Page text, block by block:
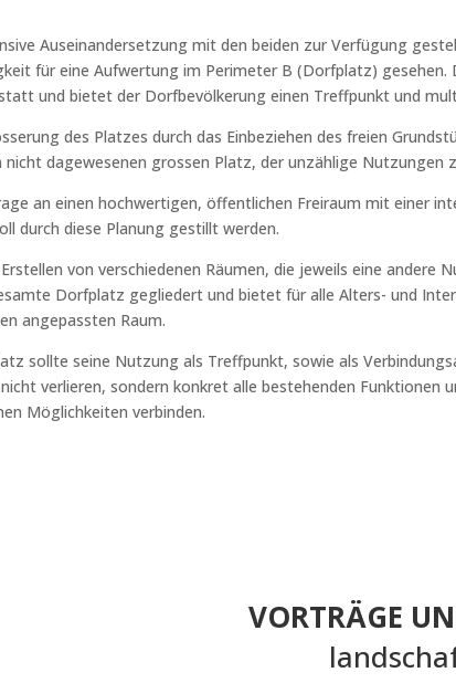
Auseinandersetzung mit den beiden zur Verfügung
für eine Aufwertung im Perimeter B (Dorfplatz) gesehen.
und bietet der Dorfbevölkerung einen Treffpunkt und
des Platzes durch das Einbeziehen des freien
nicht dagewesenen grossen Platz, der unzählige Nutzungen
an einen hochwertigen, öffentlichen Freiraum mit einer
durch diese Planung gestillt werden.
von verschiedenen Räumen, die jeweils eine andere
Dorfplatz gegliedert und bietet für alle Alters- und
angepassten Raum.
sollte seine Nutzung als Treffpunkt, sowie als
verlieren, sondern konkret alle bestehenden Funktionen
Möglichkeiten verbinden.
VORTRÄGE